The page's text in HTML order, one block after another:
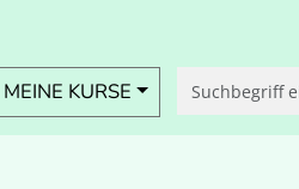
KURSE